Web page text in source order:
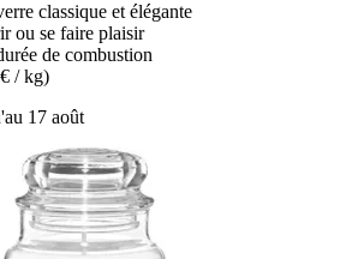
classique et élégante
ou se faire plaisir
de combustion
/ kg)
17 août